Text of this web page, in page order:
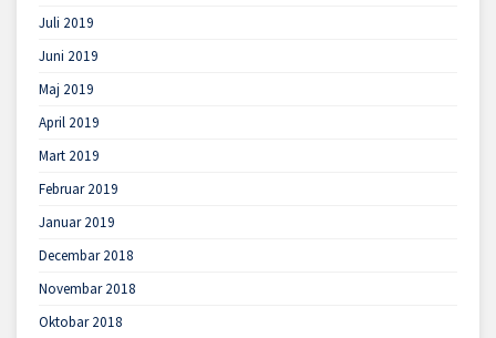
Juli 2019
Juni 2019
Maj 2019
April 2019
Mart 2019
Februar 2019
Januar 2019
Decembar 2018
Novembar 2018
Oktobar 2018